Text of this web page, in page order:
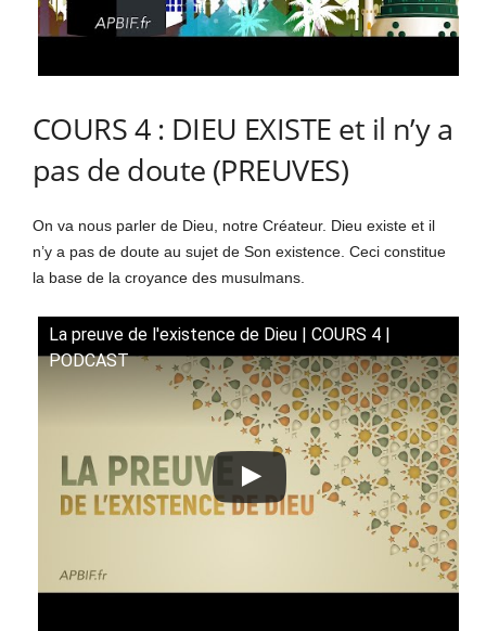
COURS 4 : DIEU EXISTE et il n’y a
pas de doute (PREUVES)
On va nous parler de Dieu, notre Créateur. Dieu existe et il
n’y a pas de doute au sujet de Son existence. Ceci constitue
la base de la croyance des musulmans.
La preuve de l'existence de Dieu | COURS 4 |
PODCAST